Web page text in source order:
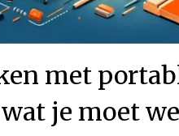
met
wat je moet